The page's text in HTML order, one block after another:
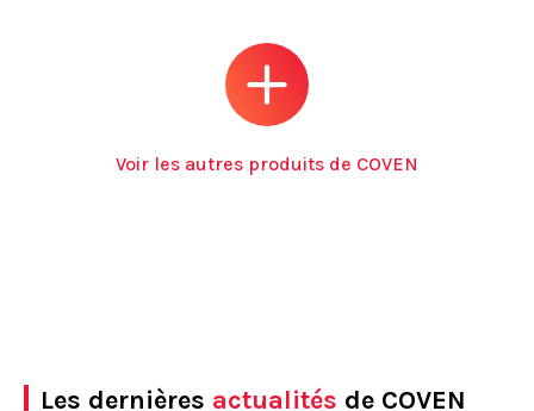
Voir les autres produits de COVEN
Les dernières actualités de COVEN